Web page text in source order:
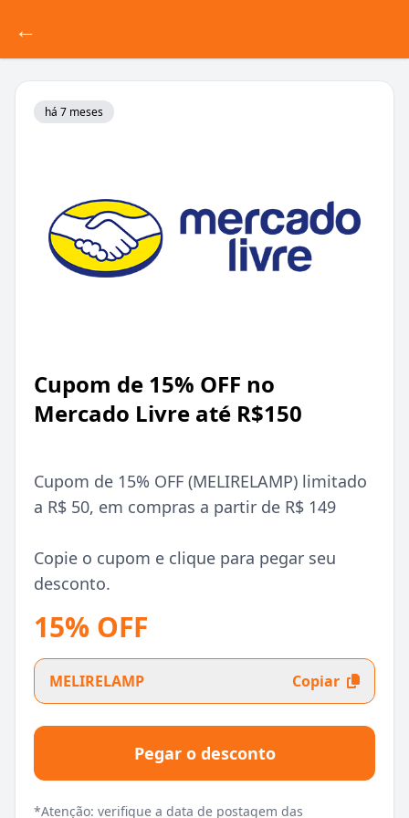
←
há 7 meses
Cupom de 15% OFF no
Mercado Livre até R$150
Cupom de 15% OFF (MELIRELAMP) limitado
a R$ 50, em compras a partir de R$ 149
Copie o cupom e clique para pegar seu
desconto.
15% OFF
MELIRELAMP Copiar
Pegar o desconto
*Atenção: verifique a data de postagem das